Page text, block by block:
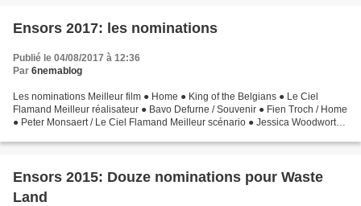
Ensors 2017: les nominations
Publié le 04/08/2017 à 12:36
Par 6nemablog
Les nominations Meilleur film ● Home ● King of the Belgians ● Le Ciel
Flamand Meilleur réalisateur ● Bavo Defurne / Souvenir ● Fien Troch / Home
● Peter Monsaert / Le Ciel Flamand Meilleur scénario ● Jessica Woodworth
Ensors 2015: Douze nominations pour Waste
Land